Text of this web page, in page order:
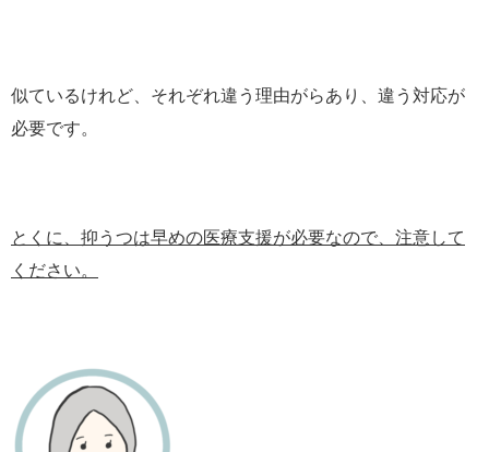
似ているけれど、それぞれ違う理由がらあり、違う対応が
必要です。
とくに、抑うつは早めの医療支援が必要なので、注意して
ください。